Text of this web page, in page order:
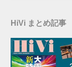
HiVi まとめ記事